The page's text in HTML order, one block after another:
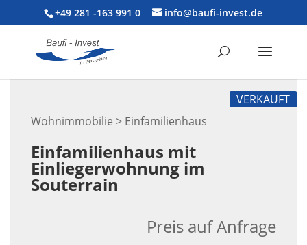
+49 281 -163 991 0 info@baufi-invest.de
Wohnimmobilie > Einfamilienhaus
VERKAUFT
Einfamilienhaus mit
Einliegerwohnung im
Souterrain
Preis auf Anfrage